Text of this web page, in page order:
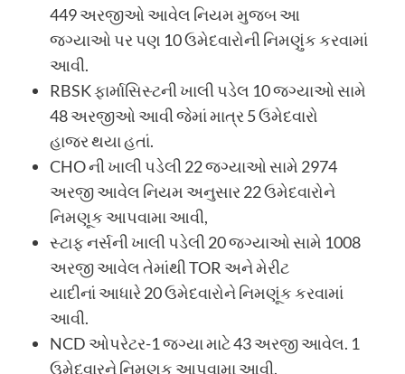
449 અરજીઓ આવેલ નિયમ મુજબ આ
જગ્યાઓ પર પણ 10 ઉમેદવારોની નિમણુંક કરવામાં
આવી.
RBSK ફાર્માસિસ્ટની ખાલી પડેલ 10 જગ્યાઓ સામે
48 અરજીઓ આવી જેમાં માત્ર 5 ઉમેદવારો
હાજર થયા હતાં.
CHO ની ખાલી પડેલી 22 જગ્યાઓ સામે 2974
અરજી આવેલ નિયમ અનુસાર 22 ઉમેદવારોને
નિમણૂક આપવામા આવી,
સ્ટાફ નર્સની ખાલી પડેલી 20 જગ્યાઓ સામે 1008
અરજી આવેલ તેમાંથી TOR અને મેરીટ
યાદીનાં આધારે 20 ઉમેદવારોને નિમણૂંક કરવામાં
આવી.
NCD ઓપરેટર-1 જગ્યા માટે 43 અરજી આવેલ. 1
ઉમેદવારને નિમણૂક આપવામા આવી.